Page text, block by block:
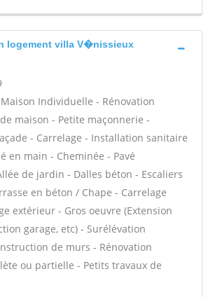
logement villa V�nissieux
Individuelle - Rénovation
maison - Petite maçonnerie -
- Carrelage - Installation sanitaire
en main - Cheminée - Pavé
de jardin - Dalles béton - Escaliers
en béton / Chape - Carrelage
extérieur - Gros oeuvre (Extension
garage, etc) - Surélévation
de murs - Rénovation
ou partielle - Petits travaux de